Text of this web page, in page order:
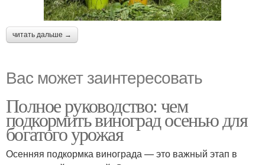
читать дальше →
Вас может заинтересовать
Полное руководство: чем
подкормить виноград осенью для
богатого урожая
Осенняя подкормка винограда — это важный этап в